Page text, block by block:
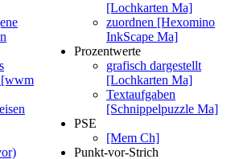
[wwm
[Lochkarten Ma]
zuordnen [Hexomino
InkScape Ma]
Prozentwerte
grafisch dargestellt
[Lochkarten Ma]
Textaufgaben
[Schnippelpuzzle Ma]
PSE
[Mem Ch]
Punkt-vor-Strich